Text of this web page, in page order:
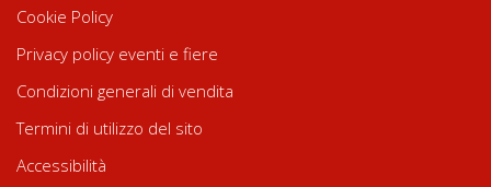
Cookie Policy
Privacy policy eventi e fiere
Condizioni generali di vendita
Termini di utilizzo del sito
Accessibilità